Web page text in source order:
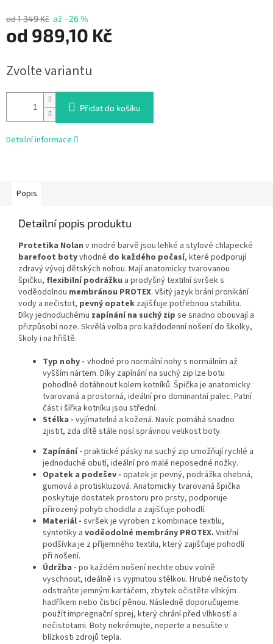
od 1 349 Kč až –26 %
od 989,10 Kč
cena:
Zvolte variantu
Přidat do košíku
Detailní informace
Popis
Detailní popis produktu
Protetika Nolan v modré barvě jsou lehké a stylové chlapecké
barefoot botyvhodné do každého počasí, které podporují
zdravý vývoj dětských nohou. Mají anatomicky tvarovanou
špičku, flexibilní podrážku a prodyšný textilní svršek s
voděodolnou membránou PROTEX. Všitý jazyk brání pronikání
vody a nečistot, pevný opatek zajišťuje potřebnou stabilitu.
Díky jednoduchému zapínání na suchý zip se snadno obouvají a
přizpůsobí noze. Skvělá volba pro každodenní nošení do školky,
školy i na hřiště.
Typ nohy - vhodné pro normální nohy s normálním až
vyšším nártem. Díky zapínání na suchý zip lze botu
pohodlně dotáhnout kolem kotníků. Špička je anatomicky
tvarovaná a prostorná, ideální pro dominantní palec. Patní
část i šířka kotníku jsou střední.
Stélka - vyjímatelná a kožená. Navíc pomáhá snadno
zjistit, zda dítě stále nosí správnou velikost boty.
Zapínání - praktické pásky na suchý zip umožňují rychlé a
jednoduché obutí, ideální pro malé neposedné nožky.
Opatek a podešev - opatek je pevný, podrážka ohebná,
gumová a protiskluzová. Anatomicky tvarovaná špička
poskytuje dostatek prostoru pro prsty, podporuje
přirozený pohyb chodidla a zajišťuje pohodlí.
Materiál - svršek je vyroben z kombinace textilu,
syntetiky a voděodolné membrány PROTEX. Vnitřní
podšívka je z příjemného textilu, který zajišťuje pohodlí
při nošení.
Údržba - po každém nošení nechte obuv volně
vyschnout, ideálně i s vyjmutou stélkou. Hrubé nečistoty
odstraňte jemným kartáčem, zbytek očistěte vlhkým
hadříkem nebo čisticí pěnou. Následně doporučujeme
použít impregnační sprej, který chrání před vlhkostí a
nečistotami. Boty nekrémujte, neperte a nesušte v
blízkosti zdrojů tepla.